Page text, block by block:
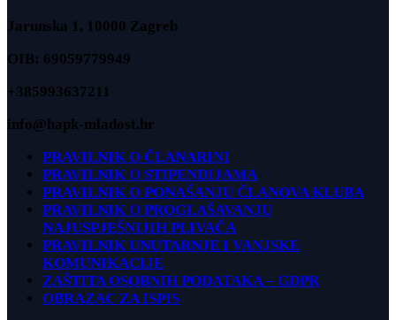
Jarunska 1, 10000 Zagreb
OIB: 69059779949
+385993637211
info@hapk-mladost.hr
PRAVILNIK O ČLANARINI
PRAVILNIK O STIPENDIJAMA
PRAVILNIK O PONAŠANJU ČLANOVA KLUBA
PRAVILNIK O PROGLAŠAVANJU
NAJUSPJEŠNIJIH PLIVAČA
PRAVILNIK UNUTARNJE I VANJSKE
KOMUNIKACIJE
ZAŠTITA OSOBNIH PODATAKA – GDPR
OBRAZAC ZA ISPIS